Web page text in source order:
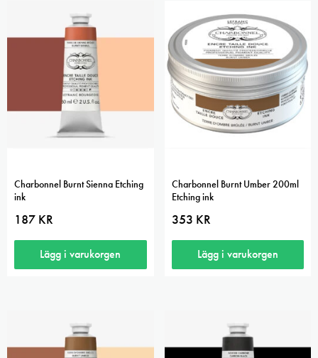
Charbonnel Burnt Sienna Etching
ink
187 KR
Lägg i varukorgen
Charbonnel Burnt Umber 200ml
Etching ink
353 KR
Lägg i varukorgen